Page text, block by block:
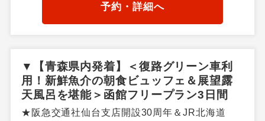
予約・詳細へ
▼【青森県内発着】＜復路グリーン車利
用！新鮮魚介の朝食ビュッフェ＆展望露
天風呂を堪能＞函館フリープラン3日間
★阪急交通社仙台支店開設30周年＆JR北海道